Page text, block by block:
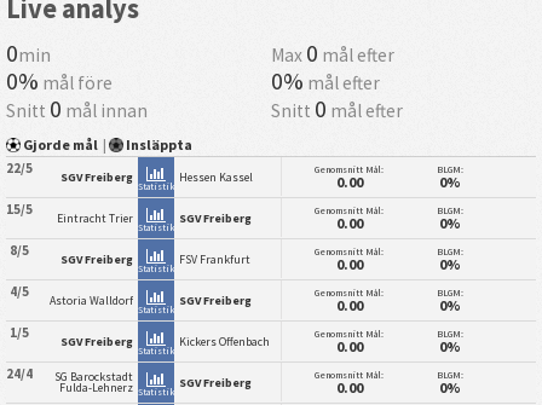
Live analys
0min Max 0 mål efter
0% mål före 0% mål efter
Snitt 0 mål innan Snitt 0 mål efter
Gjorde mål | Insläppta
22/5 SGV Freiberg
Statistik
Hessen Kassel Genomsnitt Mål:
0.00
BLGM:
0%
15/5 Eintracht Trier
Statistik
SGV Freiberg Genomsnitt Mål:
0.00
BLGM:
0%
8/5 SGV Freiberg
Statistik
FSV Frankfurt Genomsnitt Mål:
0.00
BLGM:
0%
4/5 Astoria Walldorf
Statistik
SGV Freiberg Genomsnitt Mål:
0.00
BLGM:
0%
1/5 SGV Freiberg
Statistik
Kickers Offenbach Genomsnitt Mål:
0.00
BLGM:
0%
24/4 SG Barockstadt
Fulda-Lehnerz Statistik
SGV Freiberg Genomsnitt Mål:
0.00
BLGM:
0%